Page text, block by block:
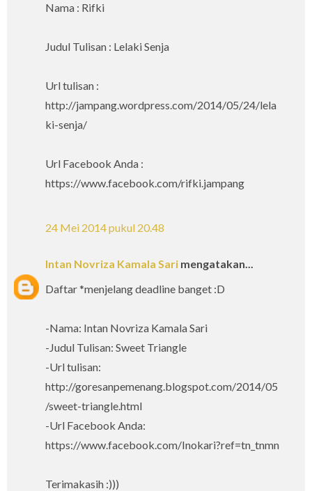
Nama : Rifki
Judul Tulisan : Lelaki Senja
Url tulisan :
http://jampang.wordpress.com/2014/05/24/lela
ki-senja/
Url Facebook Anda :
https://www.facebook.com/rifki.jampang
24 Mei 2014 pukul 20.48
Intan Novriza Kamala Sari mengatakan...
Daftar *menjelang deadline banget :D
-Nama: Intan Novriza Kamala Sari
-Judul Tulisan: Sweet Triangle
-Url tulisan:
http://goresanpemenang.blogspot.com/2014/05
/sweet-triangle.html
-Url Facebook Anda:
https://www.facebook.com/Inokari?ref=tn_tnmn
Terimakasih :)))